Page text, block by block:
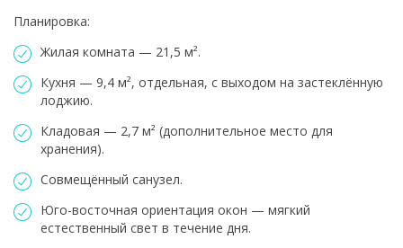
Планировка:
Жилая комната — 21,5 м².
Кухня — 9,4 м², отдельная, с выходом на застеклённую
лоджию.
Кладовая — 2,7 м² (дополнительное место для
хранения).
Совмещённый санузел.
Юго-восточная ориентация окон — мягкий
естественный свет в течение дня.